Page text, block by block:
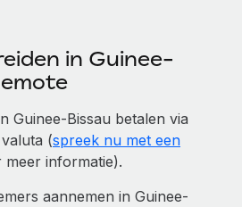
in Guinee-
Guinee-Bissau betalen via
(spreek nu met een
meer informatie).
aannemen in Guinee-